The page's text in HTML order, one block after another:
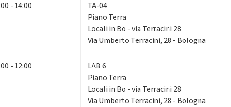
- 14:00
TA-04
Piano Terra
Locali in Bo - via Terracini 28
Via Umberto Terracini, 28 - Bologna
- 12:00
LAB 6
Piano Terra
Locali in Bo - via Terracini 28
Via Umberto Terracini, 28 - Bologna